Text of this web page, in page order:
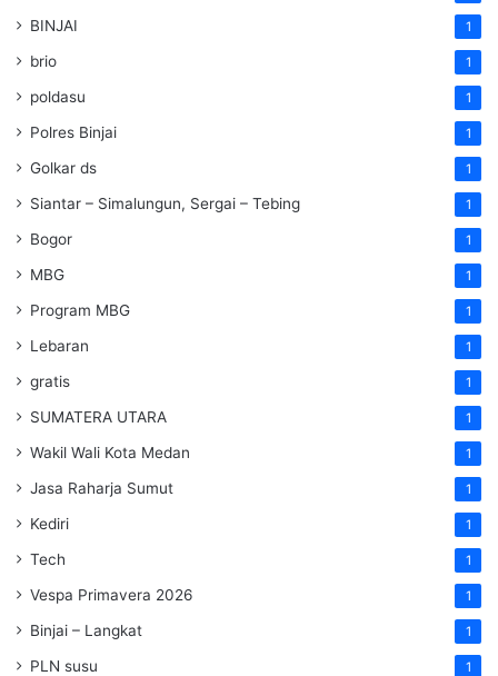
BINJAI 1
brio 1
poldasu 1
Polres Binjai 1
Golkar ds 1
Siantar – Simalungun, Sergai – Tebing 1
Bogor 1
MBG 1
Program MBG 1
Lebaran 1
gratis 1
SUMATERA UTARA 1
Wakil Wali Kota Medan 1
Jasa Raharja Sumut 1
Kediri 1
Tech 1
Vespa Primavera 2026 1
Binjai – Langkat 1
PLN susu 1